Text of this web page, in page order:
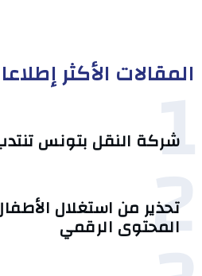
المقالات الأكثر إطلاعا
1
شركة النقل بتونس
2
تحذير من استغلال
المحتوى الرقمي